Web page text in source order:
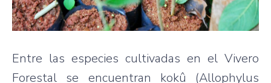
Entre las especies cultivadas en el Vivero
Forestal se encuentran kokû (Allophylus